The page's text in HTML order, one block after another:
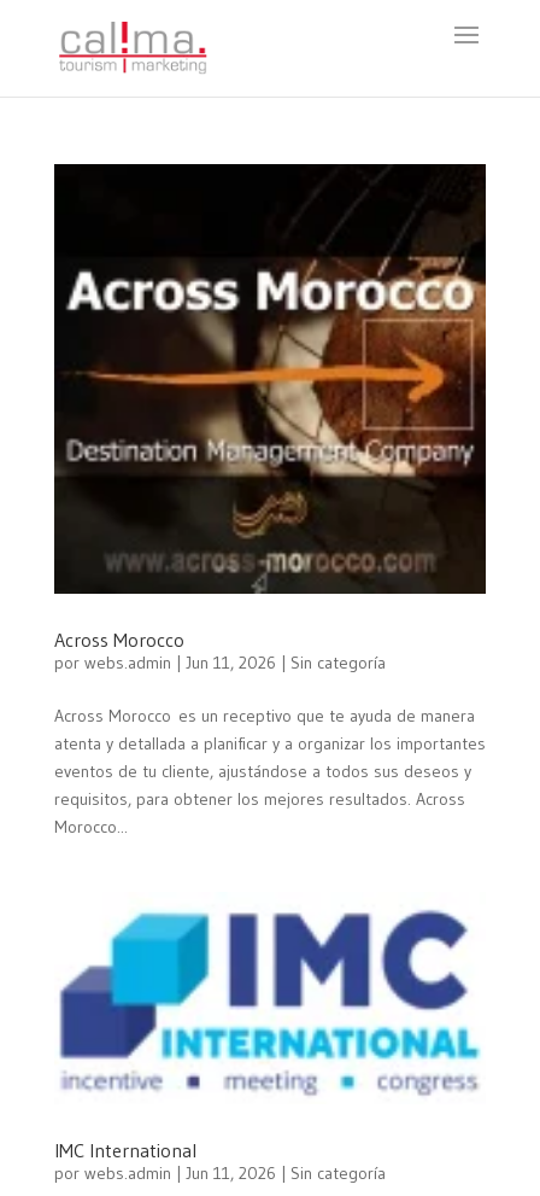
Across Morocco
por webs.admin | Jun 11, 2026 | Sin categoría
Across Morocco es un receptivo que te ayuda de manera
atenta y detallada a planificar y a organizar los importantes
eventos de tu cliente, ajustándose a todos sus deseos y
requisitos, para obtener los mejores resultados. Across
Morocco...
IMC International
por webs.admin Jun 11, 2026 | Sin categoría